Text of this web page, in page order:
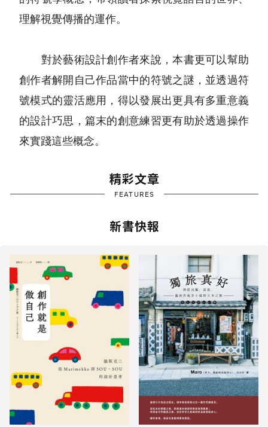
理解視覺傳播的運作。
對於藝術設計創作者來說，本書更可以幫助
創作者解開自己作品當中的符號之謎，並透過符
號模式的靈活應用，得以發展出更具有多重意義
的設計巧思，篇末的創意練習更有助於透過操作
來實踐這些概念。
精彩文章
FEATURES
新書快報